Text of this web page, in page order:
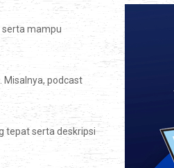
serta mampu
Misalnya, podcast
tepat serta deskripsi